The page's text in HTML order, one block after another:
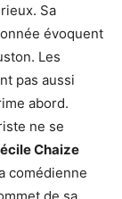
Sa
évoquent
Les
pas aussi
abord.
ne se
Chaize
comédienne
de sa